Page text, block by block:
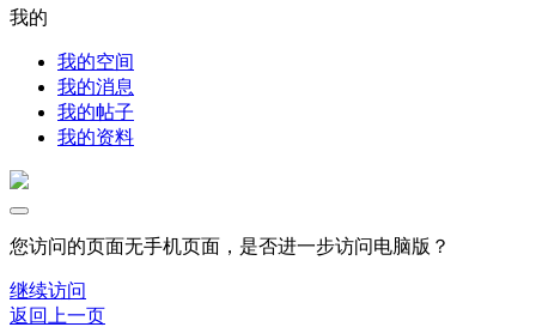
我的
我的空间
我的消息
我的帖子
我的资料
您访问的页面无手机页面，是否进一步访问电脑版？
继续访问
返回上一页